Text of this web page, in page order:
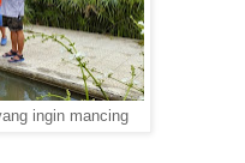
ingin mancing